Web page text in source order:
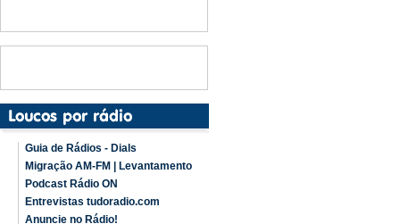
Guia de Rádios - Dials
Migração AM-FM | Levantamento
Podcast Rádio ON
Entrevistas tudoradio.com
Anuncie no Rádio!